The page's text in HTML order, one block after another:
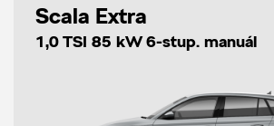
Scala Extra
1,0 TSI 85 kW 6-stup. manuál